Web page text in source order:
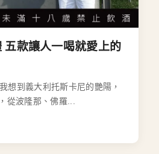
五款讓人一喝就愛上的
想到義大利托斯卡尼的艷陽，
從波隆那、佛羅...